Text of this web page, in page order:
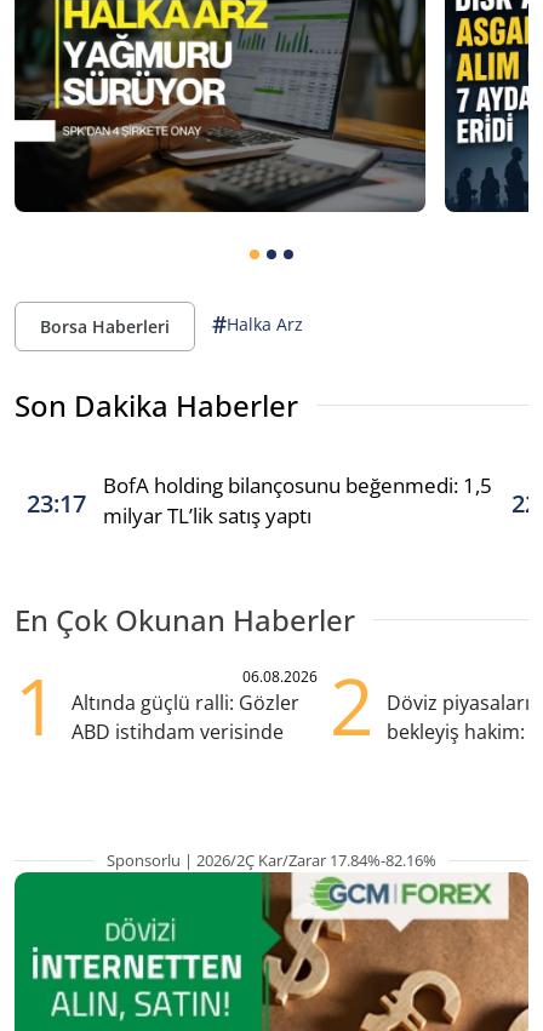
Borsa Haberleri #Halka Arz
Son Dakika Haberler
23:17
BofA holding bilançosunu beğenmedi: 1,5
milyar TL’lik satış yaptı
En Çok Okunan Haberler
1 06.08.2026
Altında güçlü ralli: Gözler
ABD istihdam verisinde
2
Döviz
bekleyiş hakim:
Sponsorlu | 2026/2Ç Kar/Zarar 17.84%-82.16%